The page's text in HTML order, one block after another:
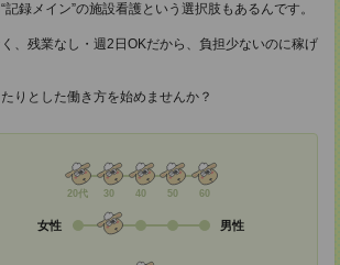
録メイン”の施設看護という選択肢もあるんです。
、残業なし・週2日OKだから、負担少ないのに稼げ
りとした働き方を始めませんか？
20代 30 40 50 60
女性 男性